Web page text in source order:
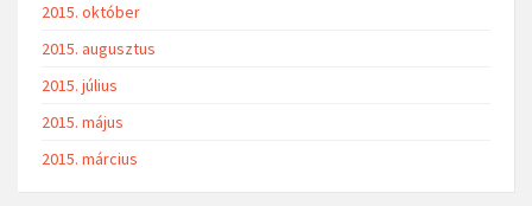
2015. október
2015. augusztus
2015. július
2015. május
2015. március